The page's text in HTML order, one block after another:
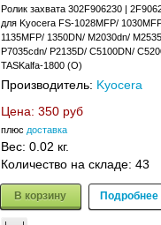
Ролик захвата 302F906230 |
для Kyocera FS-1028MFP/
1135MFP/ 1350DN/ M2030dn/
P7035cdn/ P2135D/ C5100DN/
TASKalfa-1800 (О)
Производитель: Kyocera
Цена: 350 руб
плюс доставка
Вес: 0.02 кг.
Количество на складе: 43
В корзину Подробнее